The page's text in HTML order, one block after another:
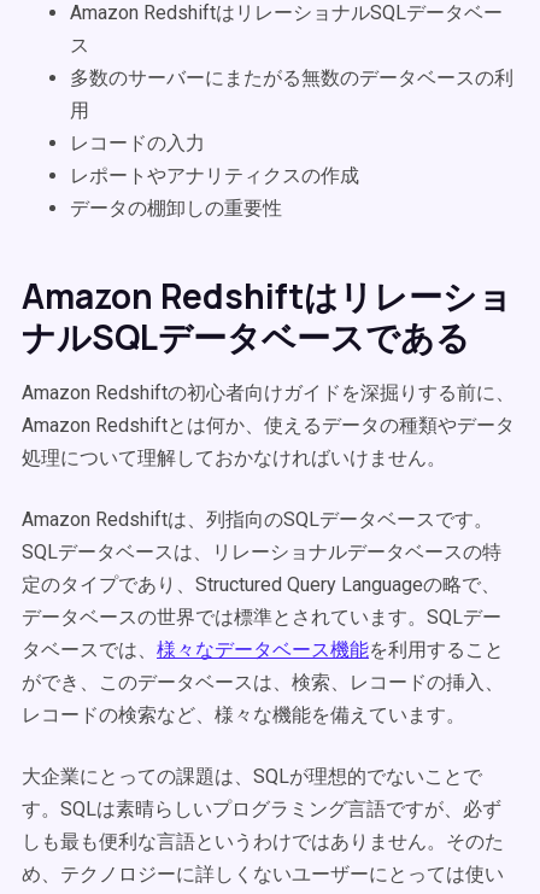
Amazon RedshiftはリレーショナルSQLデータベー
ス
多数のサーバーにまたがる無数のデータベースの利
用
レコードの入力
レポートやアナリティクスの作成
データの棚卸しの重要性
Amazon Redshiftはリレーショ
ナルSQLデータベースである
Amazon Redshiftの初心者向けガイドを深掘りする前に、
Amazon Redshiftとは何か、使えるデータの種類やデータ
処理について理解しておかなければいけません。
Amazon Redshiftは、列指向のSQLデータベースです。
SQLデータベースは、リレーショナルデータベースの特
定のタイプであり、Structured Query Languageの略で、
データベースの世界では標準とされています。SQLデー
タベースでは、 様々なデータベース機能を利用すること
ができ、このデータベースは、検索、レコードの挿入、
レコードの検索など、様々な機能を備えています。
大企業にとっての課題は、SQLが理想的でないことで
す。SQLは素晴らしいプログラミング言語ですが、必ず
しも最も便利な言語というわけではありません。そのた
め、テクノロジーに詳しくないユーザーにとっては使い